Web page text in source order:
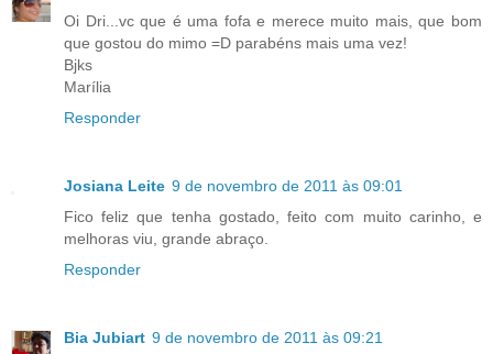
Oi Dri...vc que é uma fofa e merece muito mais, que bom
que gostou do mimo =D parabéns mais uma vez!
Bjks
Marília
Responder
Josiana Leite 9 de novembro de 2011 às 09:01
Fico feliz que tenha gostado, feito com muito carinho, e
melhoras viu, grande abraço.
Responder
Bia Jubiart 9 de novembro de 2011 às 09:21